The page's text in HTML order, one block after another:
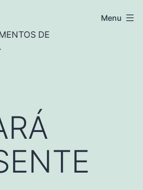
DE
Menu